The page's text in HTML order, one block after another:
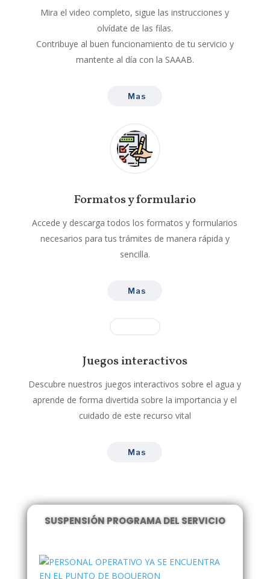
Mira el video completo, sigue las instrucciones y
olvídate de las filas.
Contribuye al buen funcionamiento de tu servicio y
mantente al día con la SAAAB.
Mas
Formatos y formulario
Accede y descarga todos los formatos y formularios
necesarios para tus trámites de manera rápida y
sencilla.
Mas
Juegos interactivos
Descubre nuestros juegos interactivos sobre el agua y
aprende de forma divertida sobre la importancia y el
cuidado de este recurso vital
Mas
SUSPENSIÓN PROGRAMA DEL SERVICIO